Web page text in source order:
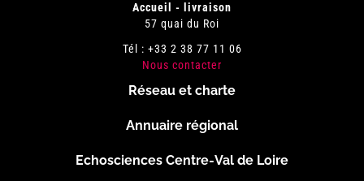
Accueil - livraison
57 quai du Roi
Tél : +33 2 38 77 11 06
Nous contacter
Réseau et charte
Annuaire régional
Echosciences Centre-Val de Loire